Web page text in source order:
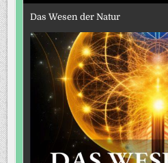
Das Wesen der Natur